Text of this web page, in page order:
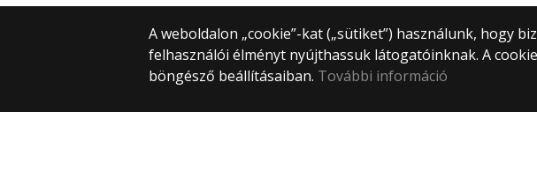
A weboldalon „cookie”-kat („sütiket”) használunk, hogy
felhasználói élményt nyújthassuk látogatóinknak. A
böngésző beállításaiban. További információ
© 2025 Eötvös Loránd Tudományegyetem